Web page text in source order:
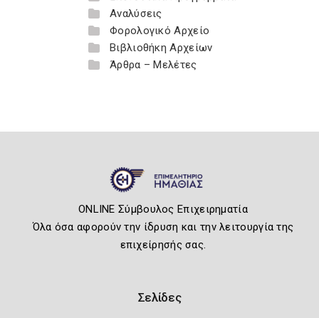
Αναλύσεις
Φορολογικό Αρχείο
Βιβλιοθήκη Αρχείων
Άρθρα – Μελέτες
ONLINE Σύμβουλος Επιχειρηματία
Όλα όσα αφορούν την ίδρυση και την λειτουργία της
επιχείρησής σας.
Σελίδες